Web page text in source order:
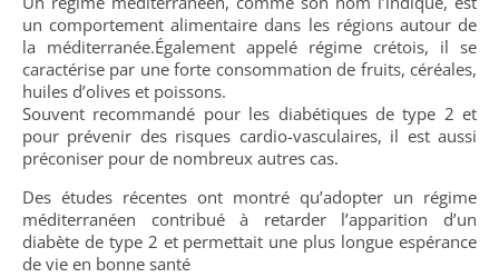
un comportement alimentaire dans les régions autour de
la méditerranée.Également appelé régime crétois, il se
caractérise par une forte consommation de fruits, céréales,
huiles d’olives et poissons.
Souvent recommandé pour les diabétiques de type 2 et
pour prévenir des risques cardio-vasculaires, il est aussi
préconiser pour de nombreux autres cas.
Des études récentes ont montré qu’adopter un régime
méditerranéen contribué à retarder l’apparition d’un
diabète de type 2 et permettait une plus longue espérance
de vie en bonne santé